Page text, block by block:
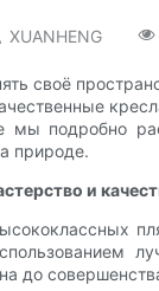
XUANHENG
своё
мы подробно
природе.
и
до